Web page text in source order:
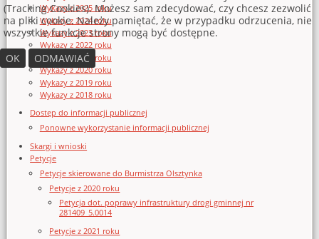
Wykazy z 2025 roku
Wykazy z 2024 roku
Wykazy z 2023 roku
Wykazy z 2022 roku
Wykazy z 2021 roku
Wykazy z 2020 roku
Wykazy z 2019 roku
Wykazy z 2018 roku
Dostęp do informacji publicznej
Ponowne wykorzystanie informacji publicznej
Skargi i wnioski
Petycje
Petycje skierowane do Burmistrza Olsztynka
Petycje z 2020 roku
Petycja dot. poprawy infrastruktury drogi gminnej nr
281409_5.0014
Petycje z 2021 roku
(Tracking Cookies). Możesz sam zdecydować, czy chcesz zezwolić
na pliki cookie. Należy pamiętać, że w przypadku odrzucenia, nie
wszystkie funkcje strony mogą być dostępne.
OK
ODMAWIAĆ